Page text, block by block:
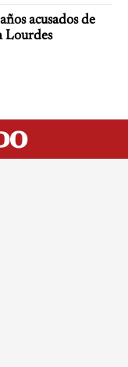
acusados de
Lourdes